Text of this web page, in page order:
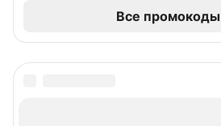
Все промокоды